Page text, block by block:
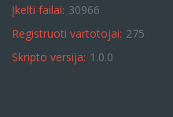
Įkelti failai: 30966
Registruoti vartotojai: 275
Skripto versija: 1.0.0